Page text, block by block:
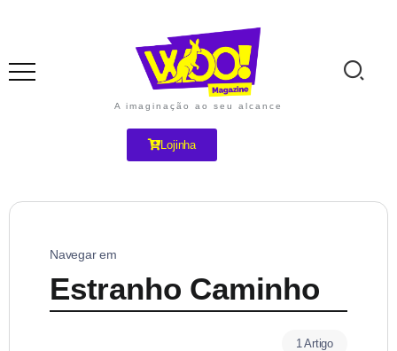
A imaginação ao seu alcance
Lojinha
Navegar em
Estranho Caminho
1 Artigo